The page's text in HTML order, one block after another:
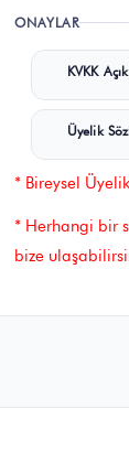
ONAYLAR
KVKK
Üyelik
* Bireysel
* Herhangi bir
bize